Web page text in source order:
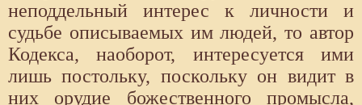
неподдельный интерес к личности и
судьбе описываемых им людей, то автор
Кодекса, наоборот, интересуется ими
лишь постольку, поскольку он видит в
них орудие божественного промысла,